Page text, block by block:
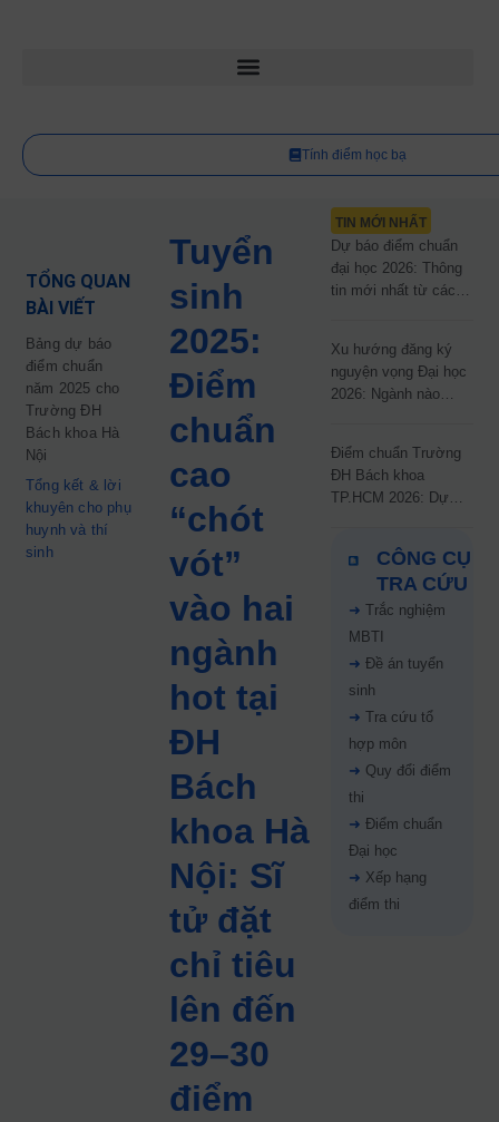
Tính điểm học bạ
TỔNG QUAN
BÀI VIẾT
Bảng dự báo
điểm chuẩn
năm 2025 cho
Trường ĐH
Bách khoa Hà
Nội
Tổng kết & lời
khuyên cho phụ
huynh và thí
sinh
Tuyển
sinh
2025:
Điểm
chuẩn
cao
“chót
vót”
vào hai
ngành
hot tại
ĐH
Bách
khoa Hà
Nội: Sĩ
tử đặt
chỉ tiêu
lên đến
29–30
điểm
TIN MỚI NHẤT
Dự báo điểm chuẩn
đại học 2026: Thông
tin mới nhất từ các
Xu hướng đăng ký
nguyện vọng Đại học
2026: Ngành nào
Điểm chuẩn Trường
ĐH Bách khoa
TP.HCM 2026: Dự
67%
CÔNG CỤ
TRA CỨU
➜ Trắc nghiệm
MBTI
➜ Đề án tuyển
sinh
➜ Tra cứu tổ
hợp môn
➜ Quy đổi điểm
thi
➜ Điểm chuẩn
Đại học
➜ Xếp hạng
điểm thi